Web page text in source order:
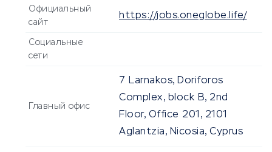
Официальный
сайт
https://jobs.oneglobe.life/
Социальные
сети
Главный офис
7 Larnakos, Doriforos
Complex, block B, 2nd
Floor, Office 201, 2101
Aglantzia, Nicosia, Cyprus